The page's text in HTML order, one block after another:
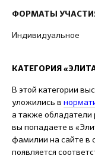
ФОРМАТЫ
Индивидуальное
КАТЕГОРИЯ
В этой категории
уложились в
а также обладатели
вы попадаете в
фамилии на сайте в
появляется